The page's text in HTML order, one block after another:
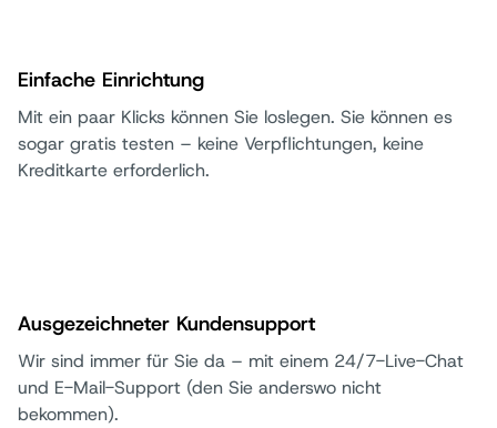
Einfache Einrichtung
Mit ein paar Klicks können Sie loslegen. Sie können es
sogar gratis testen – keine Verpflichtungen, keine
Kreditkarte erforderlich.
Ausgezeichneter Kundensupport
Wir sind immer für Sie da – mit einem 24/7-Live-Chat
und E-Mail-Support (den Sie anderswo nicht
bekommen).